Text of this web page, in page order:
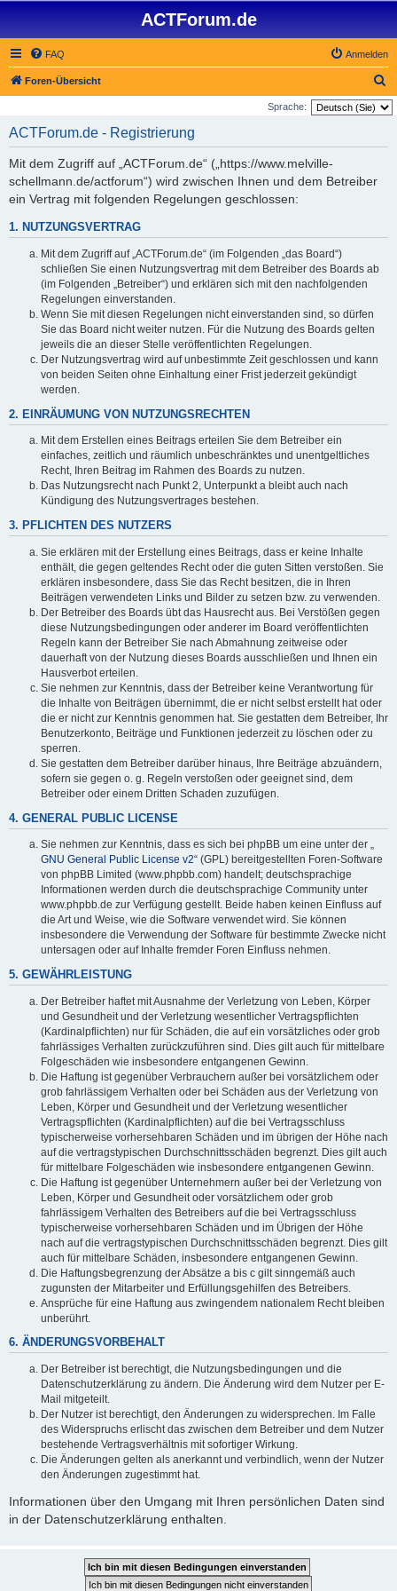
ACTForum.de
FAQ Anmelden
Foren-Übersicht
u
Sprache:
ACTForum.de - Registrierung
Mit dem Zugriff auf „ACTForum.de“ („https://www.melville-
schellmann.de/actforum“) wird zwischen Ihnen und dem Betreiber
ein Vertrag mit folgenden Regelungen geschlossen:
1. NUTZUNGSVERTRAG
Mit dem Zugriff auf „ACTForum.de“ (im Folgenden „das Board“)
schließen Sie einen Nutzungsvertrag mit dem Betreiber des Boards ab
(im Folgenden „Betreiber“) und erklären sich mit den nachfolgenden
Regelungen einverstanden.
Wenn Sie mit diesen Regelungen nicht einverstanden sind, so dürfen
Sie das Board nicht weiter nutzen. Für die Nutzung des Boards gelten
jeweils die an dieser Stelle veröffentlichten Regelungen.
Der Nutzungsvertrag wird auf unbestimmte Zeit geschlossen und kann
von beiden Seiten ohne Einhaltung einer Frist jederzeit gekündigt
werden.
2. EINRÄUMUNG VON NUTZUNGSRECHTEN
Mit dem Erstellen eines Beitrags erteilen Sie dem Betreiber ein
einfaches, zeitlich und räumlich unbeschränktes und unentgeltliches
Recht, Ihren Beitrag im Rahmen des Boards zu nutzen.
Das Nutzungsrecht nach Punkt 2, Unterpunkt a bleibt auch nach
Kündigung des Nutzungsvertrages bestehen.
3. PFLICHTEN DES NUTZERS
Sie erklären mit der Erstellung eines Beitrags, dass er keine Inhalte
enthält, die gegen geltendes Recht oder die guten Sitten verstoßen. Sie
erklären insbesondere, dass Sie das Recht besitzen, die in Ihren
Beiträgen verwendeten Links und Bilder zu setzen bzw. zu verwenden.
Der Betreiber des Boards übt das Hausrecht aus. Bei Verstößen gegen
diese Nutzungsbedingungen oder anderer im Board veröffentlichten
Regeln kann der Betreiber Sie nach Abmahnung zeitweise oder
dauerhaft von der Nutzung dieses Boards ausschließen und Ihnen ein
Hausverbot erteilen.
Sie nehmen zur Kenntnis, dass der Betreiber keine Verantwortung für
die Inhalte von Beiträgen übernimmt, die er nicht selbst erstellt hat oder
die er nicht zur Kenntnis genommen hat. Sie gestatten dem Betreiber, Ihr
Benutzerkonto, Beiträge und Funktionen jederzeit zu löschen oder zu
sperren.
Sie gestatten dem Betreiber darüber hinaus, Ihre Beiträge abzuändern,
sofern sie gegen o. g. Regeln verstoßen oder geeignet sind, dem
Betreiber oder einem Dritten Schaden zuzufügen.
4. GENERAL PUBLIC LICENSE
Sie nehmen zur Kenntnis, dass es sich bei phpBB um eine unter der „
GNU General Public License v2“ (GPL) bereitgestellten Foren-Software
von phpBB Limited (www.phpbb.com) handelt; deutschsprachige
Informationen werden durch die deutschsprachige Community unter
www.phpbb.de zur Verfügung gestellt. Beide haben keinen Einfluss auf
die Art und Weise, wie die Software verwendet wird. Sie können
insbesondere die Verwendung der Software für bestimmte Zwecke nicht
untersagen oder auf Inhalte fremder Foren Einfluss nehmen.
5. GEWÄHRLEISTUNG
Der Betreiber haftet mit Ausnahme der Verletzung von Leben, Körper
und Gesundheit und der Verletzung wesentlicher Vertragspflichten
(Kardinalpflichten) nur für Schäden, die auf ein vorsätzliches oder grob
fahrlässiges Verhalten zurückzuführen sind. Dies gilt auch für mittelbare
Folgeschäden wie insbesondere entgangenen Gewinn.
Die Haftung ist gegenüber Verbrauchern außer bei vorsätzlichem oder
grob fahrlässigem Verhalten oder bei Schäden aus der Verletzung von
Leben, Körper und Gesundheit und der Verletzung wesentlicher
Vertragspflichten (Kardinalpflichten) auf die bei Vertragsschluss
typischerweise vorhersehbaren Schäden und im übrigen der Höhe nach
auf die vertragstypischen Durchschnittsschäden begrenzt. Dies gilt auch
für mittelbare Folgeschäden wie insbesondere entgangenen Gewinn.
Die Haftung ist gegenüber Unternehmern außer bei der Verletzung von
Leben, Körper und Gesundheit oder vorsätzlichem oder grob
fahrlässigem Verhalten des Betreibers auf die bei Vertragsschluss
typischerweise vorhersehbaren Schäden und im Übrigen der Höhe
nach auf die vertragstypischen Durchschnittsschäden begrenzt. Dies gilt
auch für mittelbare Schäden, insbesondere entgangenen Gewinn.
Die Haftungsbegrenzung der Absätze a bis c gilt sinngemäß auch
zugunsten der Mitarbeiter und Erfüllungsgehilfen des Betreibers.
Ansprüche für eine Haftung aus zwingendem nationalem Recht bleiben
unberührt.
6. ÄNDERUNGSVORBEHALT
Der Betreiber ist berechtigt, die Nutzungsbedingungen und die
Datenschutzerklärung zu ändern. Die Änderung wird dem Nutzer per E-
Mail mitgeteilt.
Der Nutzer ist berechtigt, den Änderungen zu widersprechen. Im Falle
des Widerspruchs erlischt das zwischen dem Betreiber und dem Nutzer
bestehende Vertragsverhältnis mit sofortiger Wirkung.
Die Änderungen gelten als anerkannt und verbindlich, wenn der Nutzer
den Änderungen zugestimmt hat.
Informationen über den Umgang mit Ihren persönlichen Daten sind
in der Datenschutzerklärung enthalten.